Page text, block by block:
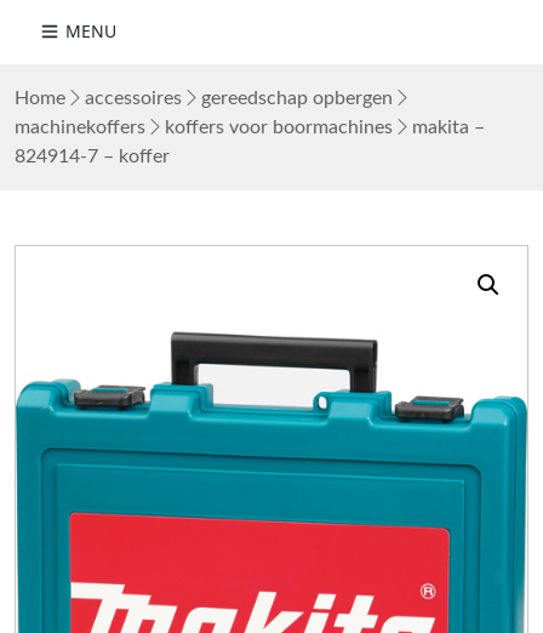
MENU
Home accessoires
gereedschap opbergen
machinekoffers
koffers voor boormachines
makita –
824914-7 – koffer